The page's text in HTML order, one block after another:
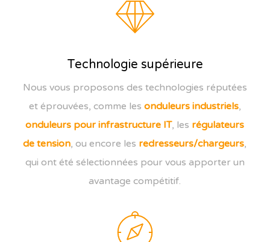
Technologie supérieure
Nous vous proposons des technologies réputées
et éprouvées, comme les onduleurs industriels,
onduleurs pour infrastructure IT, les régulateurs
de tension, ou encore les redresseurs/chargeurs,
qui ont été sélectionnées pour vous apporter un
avantage compétitif.